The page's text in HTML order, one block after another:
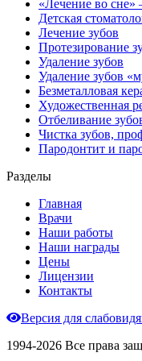
«Лечение во сне»
Детская
Лечение зубов
Протезирование
Удаление зубов
Удаление зубов
Безметалловая
Художественная
Отбеливание
Чистка зубов,
Пародонтит и
Разделы
Главная
Врачи
Наши работы
Наши награды
Цены
Лицензии
Контакты
Версия для
1994-2026 Все права